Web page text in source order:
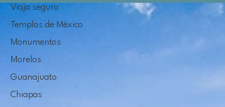
Viaja seguro
Templos de México
Monumentos
Morelos
Guanajuato
Chiapas